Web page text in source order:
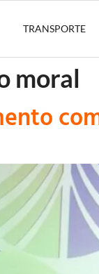
TRANSPORTE
moral